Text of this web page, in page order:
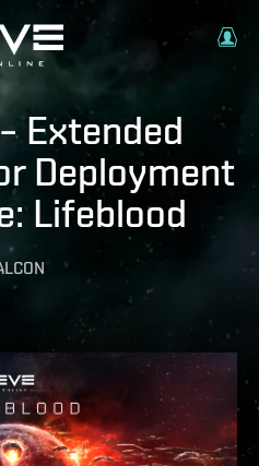
Extended
Deployment
Lifeblood